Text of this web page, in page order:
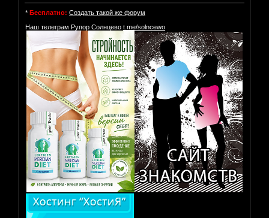
* Бесплатно: Создать такой же форум
Наш телеграм Рупор Солнцево t.me/solncewo